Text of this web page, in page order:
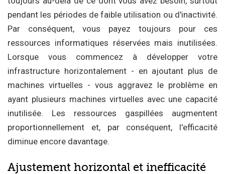
pendant les périodes de faible utilisation ou d'inactivité.
Par conséquent, vous payez toujours pour ces
ressources informatiques réservées mais inutilisées.
Lorsque vous commencez à développer votre
infrastructure horizontalement - en ajoutant plus de
machines virtuelles - vous aggravez le problème en
ayant plusieurs machines virtuelles avec une capacité
inutilisée. Les ressources gaspillées augmentent
proportionnellement et, par conséquent, l'efficacité
diminue encore davantage.
Ajustement horizontal et inefficacité